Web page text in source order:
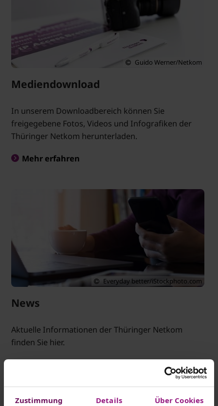
Zustimmung Details Über Cookies
Guido Werner/Netkom
Mediendownload
In unserem Downloadbereich können Sie
freigegebene Fotos, Videos und Infografiken der
Thüringer Netkom herunterladen.
Mehr erfahren
Everyday better/iStockphoto.com
News
Aktuelle Informationen der Thüringer Netkom
finden Sie hier.